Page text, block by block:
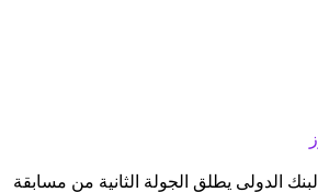
البنك الدولى يطلق الجولة الثانية من مسابقة